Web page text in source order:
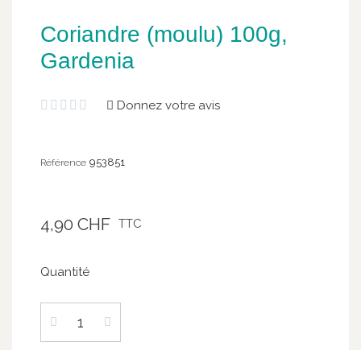
Coriandre (moulu) 100g,
Gardenia
     Donnez votre avis
Référence 953851
4,90 CHF TTC
Quantité